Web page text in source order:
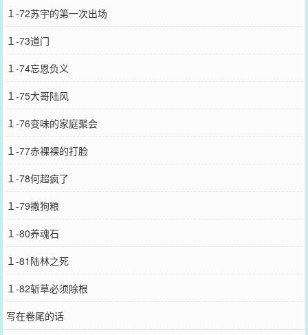
１-72苏宇的第一次出场
１-73道门
１-74忘恩负义
１-75大哥陆风
１-76变味的家庭聚会
１-77赤裸裸的打脸
１-78何超疯了
１-79撒狗粮
１-80养魂石
１-81陆林之死
１-82斩草必须除根
写在卷尾的话